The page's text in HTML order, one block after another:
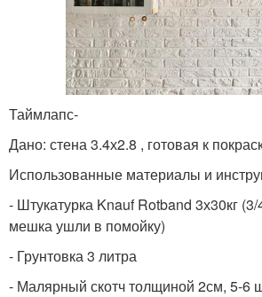
Таймлапс-
Дано: стена 3.4х2.8 , готовая к
Использованные материалы и
- Штукатурка Knauf Rotband 3х30кг
мешка ушли в помойку)
- Грунтовка 3 литра
- Малярный скотч толщиной 2см, 5-6